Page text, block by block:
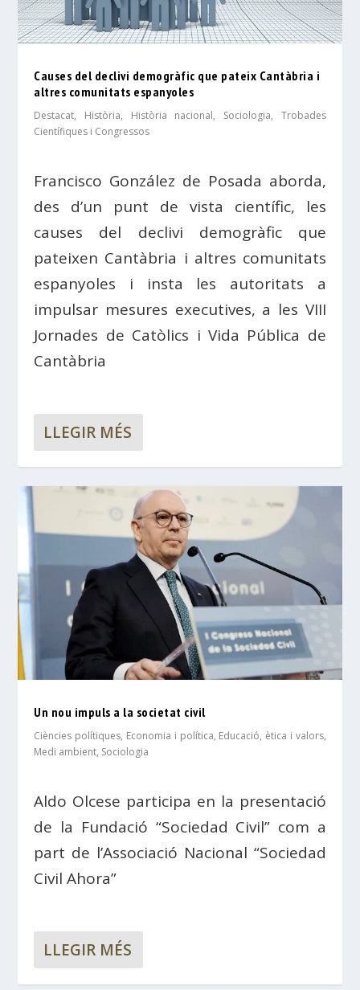
Causes del declivi demogràfic que pateix Cantàbria i
altres comunitats espanyoles
Destacat, Història, Història nacional, Sociologia, Trobades
Científiques i Congressos
Francisco González de Posada aborda,
des d’un punt de vista científic, les
causes del declivi demogràfic que
pateixen Cantàbria i altres comunitats
espanyoles i insta les autoritats a
impulsar mesures executives, a les VIII
Jornades de Catòlics i Vida Pública de
Cantàbria
LLEGIR MÉS
Un nou impuls a la societat civil
Ciències polítiques, Economia i política, Educació, ètica i valors,
Medi ambient, Sociologia
Aldo Olcese participa en la presentació
de la Fundació “Sociedad Civil” com a
part de l’Associació Nacional “Sociedad
Civil Ahora”
LLEGIR MÉS